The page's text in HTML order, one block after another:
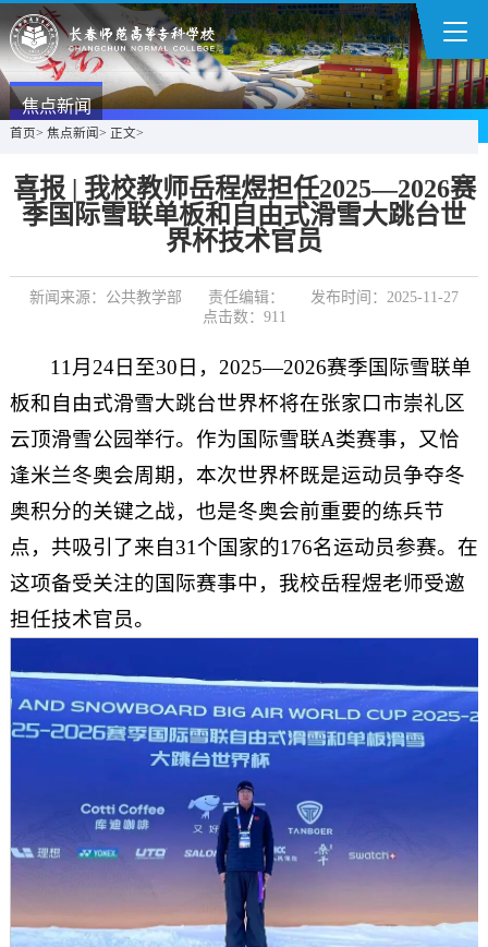
首页> 焦点新闻 > 正文>
焦点新闻
喜报 | 我校教师岳程煜担任2025—2026赛
季国际雪联单板和自由式滑雪大跳台世
界杯技术官员
新闻来源：公共教学部 责任编辑：
发布时间：2025-11-27
点击数： 911
11月24日至30日，2025—2026赛季国际雪联单
板和自由式滑雪大跳台世界杯将在张家口市崇礼区
云顶滑雪公园举行。作为国际雪联A类赛事，又恰
逢米兰冬奥会周期，本次世界杯既是运动员争夺冬
奥积分的关键之战，也是冬奥会前重要的练兵节
点，共吸引了来自31个国家的176名运动员参赛。在
这项备受关注的国际赛事中，我校岳程煜老师受邀
担任技术官员。